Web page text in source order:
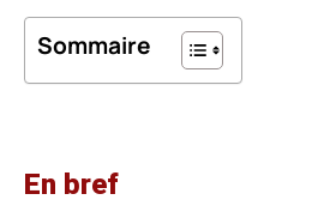
Sommaire
En bref